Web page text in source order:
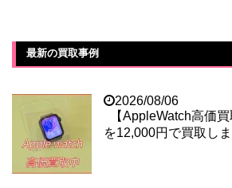
最新の買取事例
2026/08/06
【AppleWatch高価
を12,000円で買取しま